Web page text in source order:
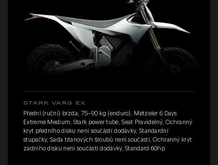
STARK VARG EX
Přední (ruční) brzda, 75–90 kg (enduro), Metzeler 6 Days
Extreme Medium, Stark power tube, Seat Pravidelný, Ochranný
kryt předního disku není součástí dodávky, Standardní
stupačky, Sada titanových šroubů není součástí, Ochranný kryt
zadního disku není součástí dodávky, Standard 60hp